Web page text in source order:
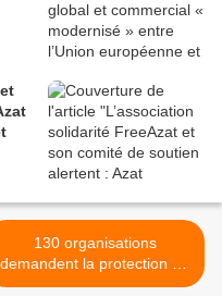
130 organisations
demandent la protection de
la flottille de la liberté et la